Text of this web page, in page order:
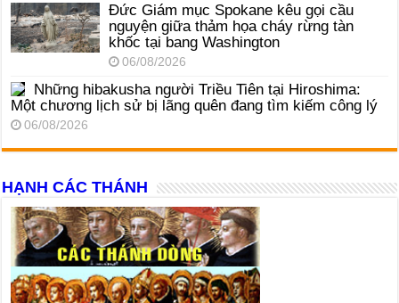
Đức Giám mục Spokane kêu gọi cầu
nguyện giữa thảm họa cháy rừng tàn
khốc tại bang Washington
06/08/2026
Những hibakusha người Triều Tiên tại Hiroshima:
Một chương lịch sử bị lãng quên đang tìm kiếm công lý
06/08/2026
HẠNH CÁC THÁNH